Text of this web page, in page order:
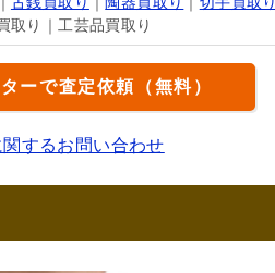
取り｜工芸品買取り
ーで査定依頼（無料）
するお問い合わせ